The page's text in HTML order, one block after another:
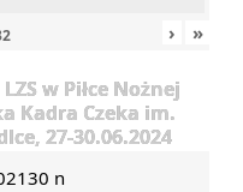
› »
w Piłce Nożnej
Kadra Czeka im.
27-30.06.2024
n